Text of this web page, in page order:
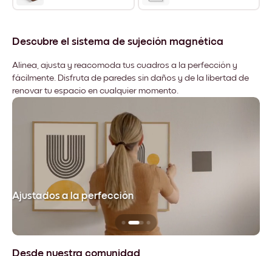
Descubre el sistema de sujeción magnética
Alinea, ajusta y reacomoda tus cuadros a la perfección y
fácilmente. Disfruta de paredes sin daños y de la libertad de
renovar tu espacio en cualquier momento.
Ajustados a la perfección
Desde nuestra comunidad